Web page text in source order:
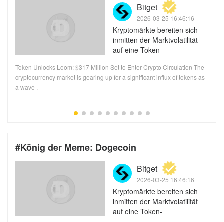
Bitget
2026-03-25 16:46:16
Kryptomärkte bereiten sich
inmitten der Marktvolatilität
auf eine Token-
317 Millionen US-Dollar vor
Token Unlocks Loom: $317 Million Set to Enter Crypto Circulation The
cryptocurrency market is gearing up for a significant influx of tokens as
a wave .
#König der Meme: Dogecoin
Bitget
2026-03-25 16:46:16
Kryptomärkte bereiten sich
inmitten der Marktvolatilität
auf eine Token-